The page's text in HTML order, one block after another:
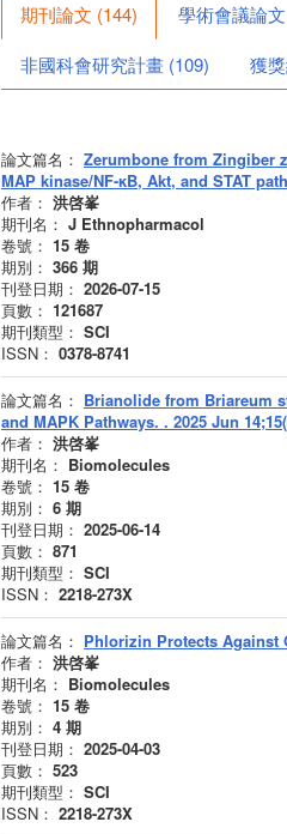
期刊論文 (144) 學術會議論文
非國科會研究計畫 (109) 獲
論文篇名： Zerumbone from Zingiber
MAP kinase/NF-κB, Akt, and STAT
作者： 洪啓峯
期刊名： J Ethnopharmacol
卷號： 15 卷
期別： 366 期
刊登日期： 2026-07-15
頁數： 121687
期刊類型： SCI
ISSN： 0378-8741
論文篇名： Brianolide from Briareum
and MAPK Pathways. . 2025 Jun
作者： 洪啓峯
期刊名： Biomolecules
卷號： 15 卷
期別： 6 期
刊登日期： 2025-06-14
頁數： 871
期刊類型： SCI
ISSN： 2218-273X
論文篇名： Phlorizin Protects Against
作者： 洪啓峯
期刊名： Biomolecules
卷號： 15 卷
期別： 4 期
刊登日期： 2025-04-03
頁數： 523
期刊類型： SCI
ISSN： 2218-273X